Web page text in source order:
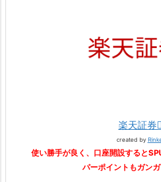
楽天証券
created by
使い勝手が良く、口座開設すると
パーポイントもガンガ